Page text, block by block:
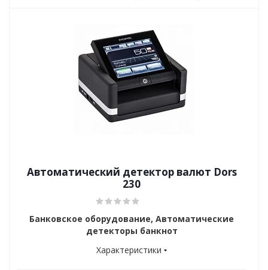
Автоматический детектор валют Dors
230
Банковское оборудование, Автоматические
детекторы банкнот
Характеристики